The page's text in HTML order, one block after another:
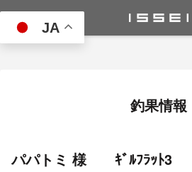
JA
釣果情報
パパトミ 様 ｷﾞﾙﾌﾗｯﾄ3